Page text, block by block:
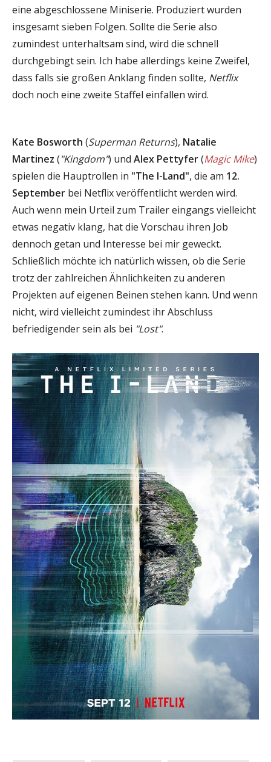
eine abgeschlossene Miniserie. Produziert wurden
insgesamt sieben Folgen. Sollte die Serie also
zumindest unterhaltsam sind, wird die schnell
durchgebingt sein. Ich habe allerdings keine Zweifel,
dass falls sie großen Anklang finden sollte, Netflix
doch noch eine zweite Staffel einfallen wird.
Kate Bosworth (Superman Returns), Natalie
Martinez ("Kingdom") und Alex Pettyfer(Magic Mike)
spielen die Hauptrollen in "The I-Land", die am 12.
September bei Netflix veröffentlicht werden wird.
Auch wenn mein Urteil zum Trailer eingangs vielleicht
etwas negativ klang, hat die Vorschau ihren Job
dennoch getan und Interesse bei mir geweckt.
Schließlich möchte ich natürlich wissen, ob die Serie
trotz der zahlreichen Ähnlichkeiten zu anderen
Projekten auf eigenen Beinen stehen kann. Und wenn
nicht, wird vielleicht zumindest ihr Abschluss
befriedigender sein als bei "Lost".